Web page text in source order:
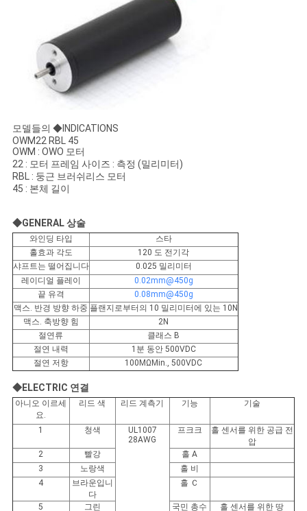
청
사
이
트
맵
개
인
정
보
보
호
정
모델들의 ◆INDICATIONS
OWM22 RBL 45
OWM : OWO 모터
22 : 모터 프레임 사이즈 : 측정 (밀리미터)
RBL : 둥근 브러쉬리스 모터
45 : 본체 길이
◆GENERAL 상술
와인딩 타입
스타
홀효과 각도
120 도 전기각
샤프트는 떨어집니다
0.025 밀리미터
레이디얼 플레이
0.02mm@450g
끝 유격
0.08mm@450g
맥스. 반경 방향 하중 플랜지로부터의 10 밀리미터에 있는 10N
맥스. 축방향 힘
2N
절연류
클래스 B
절연 내력
1분 동안 500VDC
절연 저항
100MΩMin., 500VDC
◆ELECTRIC 연결
아니오 이르세
요.
리드 색 리드 계측기 기능 기술
1 청색
UL1007
28AWG
프크크
홀 센서를 위한 공급 전
압
2
빨강
홀 A
3
노랑색
홀 비
4
브라운입니
다
홀 Ｃ
5 그린 국민 총수 홀 센서를 위한 땅